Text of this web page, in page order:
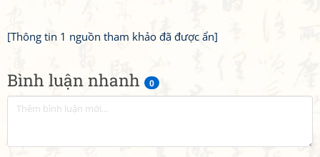
Bình luận nhanh 0
[Thông tin 1 nguồn tham khảo đã được ẩn]